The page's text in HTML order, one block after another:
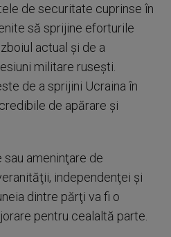
de securitate cuprinse în
să sprijine eforturile
actual şi de a
militare ruseşti.
de a sprijini Ucraina în
de apărare şi
ameninţare de
independenţei şi
dintre părţi va fi o
pentru cealaltă parte.